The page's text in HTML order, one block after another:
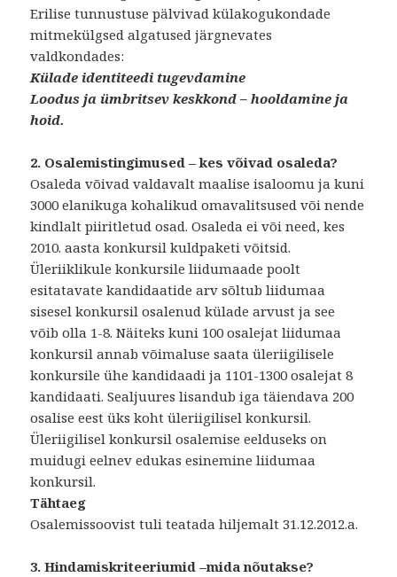
Erilise tunnustuse pälvivad külakogukondade
mitmekülgsed algatused järgnevates
valdkondades:
Külade identiteedi tugevdamine
Loodus ja ümbritsev keskkond – hooldamine ja
hoid.
2. Osalemistingimused – kes võivad osaleda?
Osaleda võivad valdavalt maalise isaloomu ja kuni
3000 elanikuga kohalikud omavalitsused või nende
kindlalt piiritletud osad. Osaleda ei või need, kes
2010. aasta konkursil kuldpaketi võitsid.
Üleriiklikule konkursile liidumaade poolt
esitatavate kandidaatide arv sõltub liidumaa
sisesel konkursil osalenud külade arvust ja see
võib olla 1-8. Näiteks kuni 100 osalejat liidumaa
konkursil annab võimaluse saata üleriigilisele
konkursile ühe kandidaadi ja 1101-1300 osalejat 8
kandidaati. Sealjuures lisandub iga täiendava 200
osalise eest üks koht üleriigilisel konkursil.
Üleriigilisel konkursil osalemise eelduseks on
muidugi eelnev edukas esinemine liidumaa
konkursil.
Tähtaeg
Osalemissoovist tuli teatada hiljemalt 31.12.2012.a.
3. Hindamiskriteeriumid –mida nõutakse?